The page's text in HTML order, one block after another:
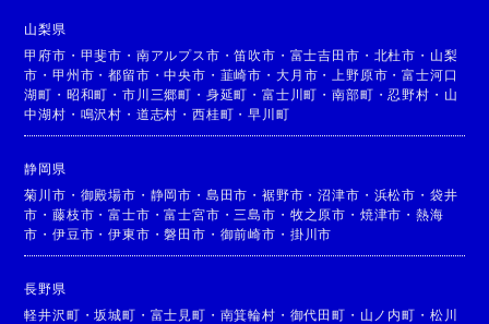
山梨県
甲府市 ・ 甲斐市 ・ 南アルプス市 ・笛吹市 ・ 富士吉田市 ・ 北杜市 ・ 山梨
市 ・甲州市 ・都留市 ・中央市 ・ 韮崎市 ・ 大月市 ・ 上野原市 ・富士河口
湖町 ・ 昭和町 ・市川三郷町 ・ 身延町 ・富士川町 ・南部町 ・忍野村 ・ 山
中湖村 ・ 鳴沢村 ・ 道志村 ・西桂町 ・早川町
静岡県
菊川市 ・ 御殿場市 ・ 静岡市 ・ 島田市 ・裾野市 ・沼津市 ・ 浜松市 ・ 袋井
市 ・藤枝市 ・富士市 ・富士宮市 ・ 三島市 ・ 牧之原市 ・ 焼津市 ・ 熱海
市 ・伊豆市 ・伊東市 ・磐田市 ・ 御前崎市 ・ 掛川市
長野県
軽井沢町 ・坂城町 ・ 富士見町 ・ 南箕輪村 ・ 御代田町 ・ 山ノ内町 ・ 松川